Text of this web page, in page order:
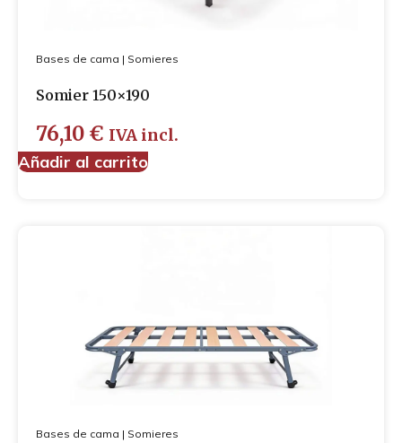
Bases de cama | Somieres
Somier 150×190
76,10 € IVA incl.
Añadir al carrito
Bases de cama | Somieres